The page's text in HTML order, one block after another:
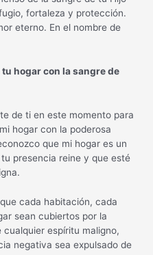
fortaleza y protección.
eterno. En el nombre de
hogar con la sangre de
de ti en este momento para
hogar con la poderosa
que mi hogar es un
presencia reine y que esté
cada habitación, cada
sean cubiertos por la
espíritu maligno,
negativa sea expulsado de